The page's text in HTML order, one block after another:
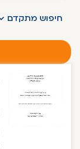
חיפוש מתקדם